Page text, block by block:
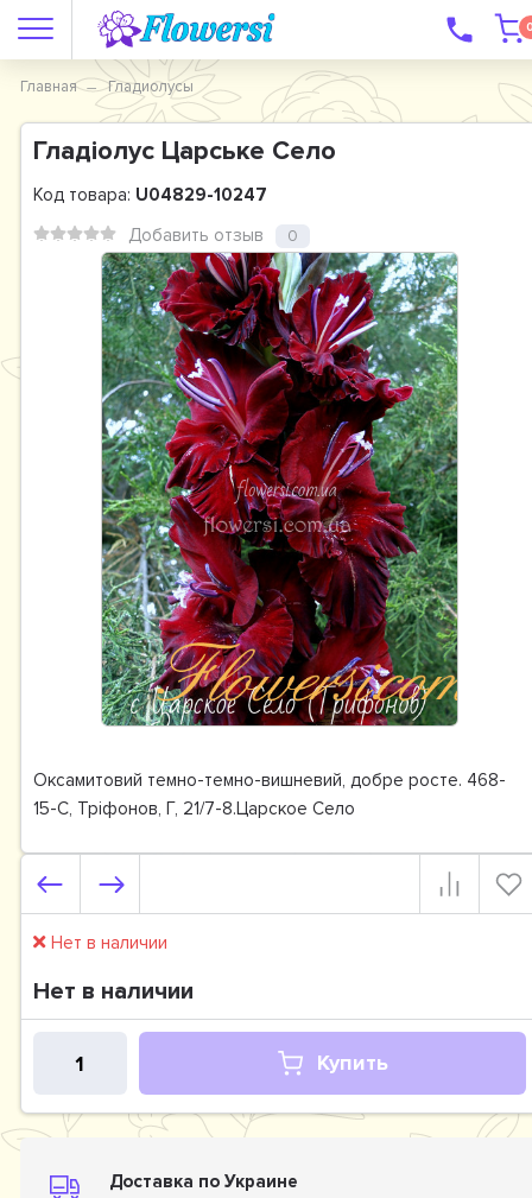
Главная Гладиолусы
Гладiолус Царське Село
Код товара: U04829-10247
Добавить отзыв
0
Оксамитовий темно-темно-вишневий, добре росте. 468-
15-С, Тріфонов, Г, 21/7-8.Царское Село
Нет в наличии
Нет в наличии
Купить
Доставка по Украине